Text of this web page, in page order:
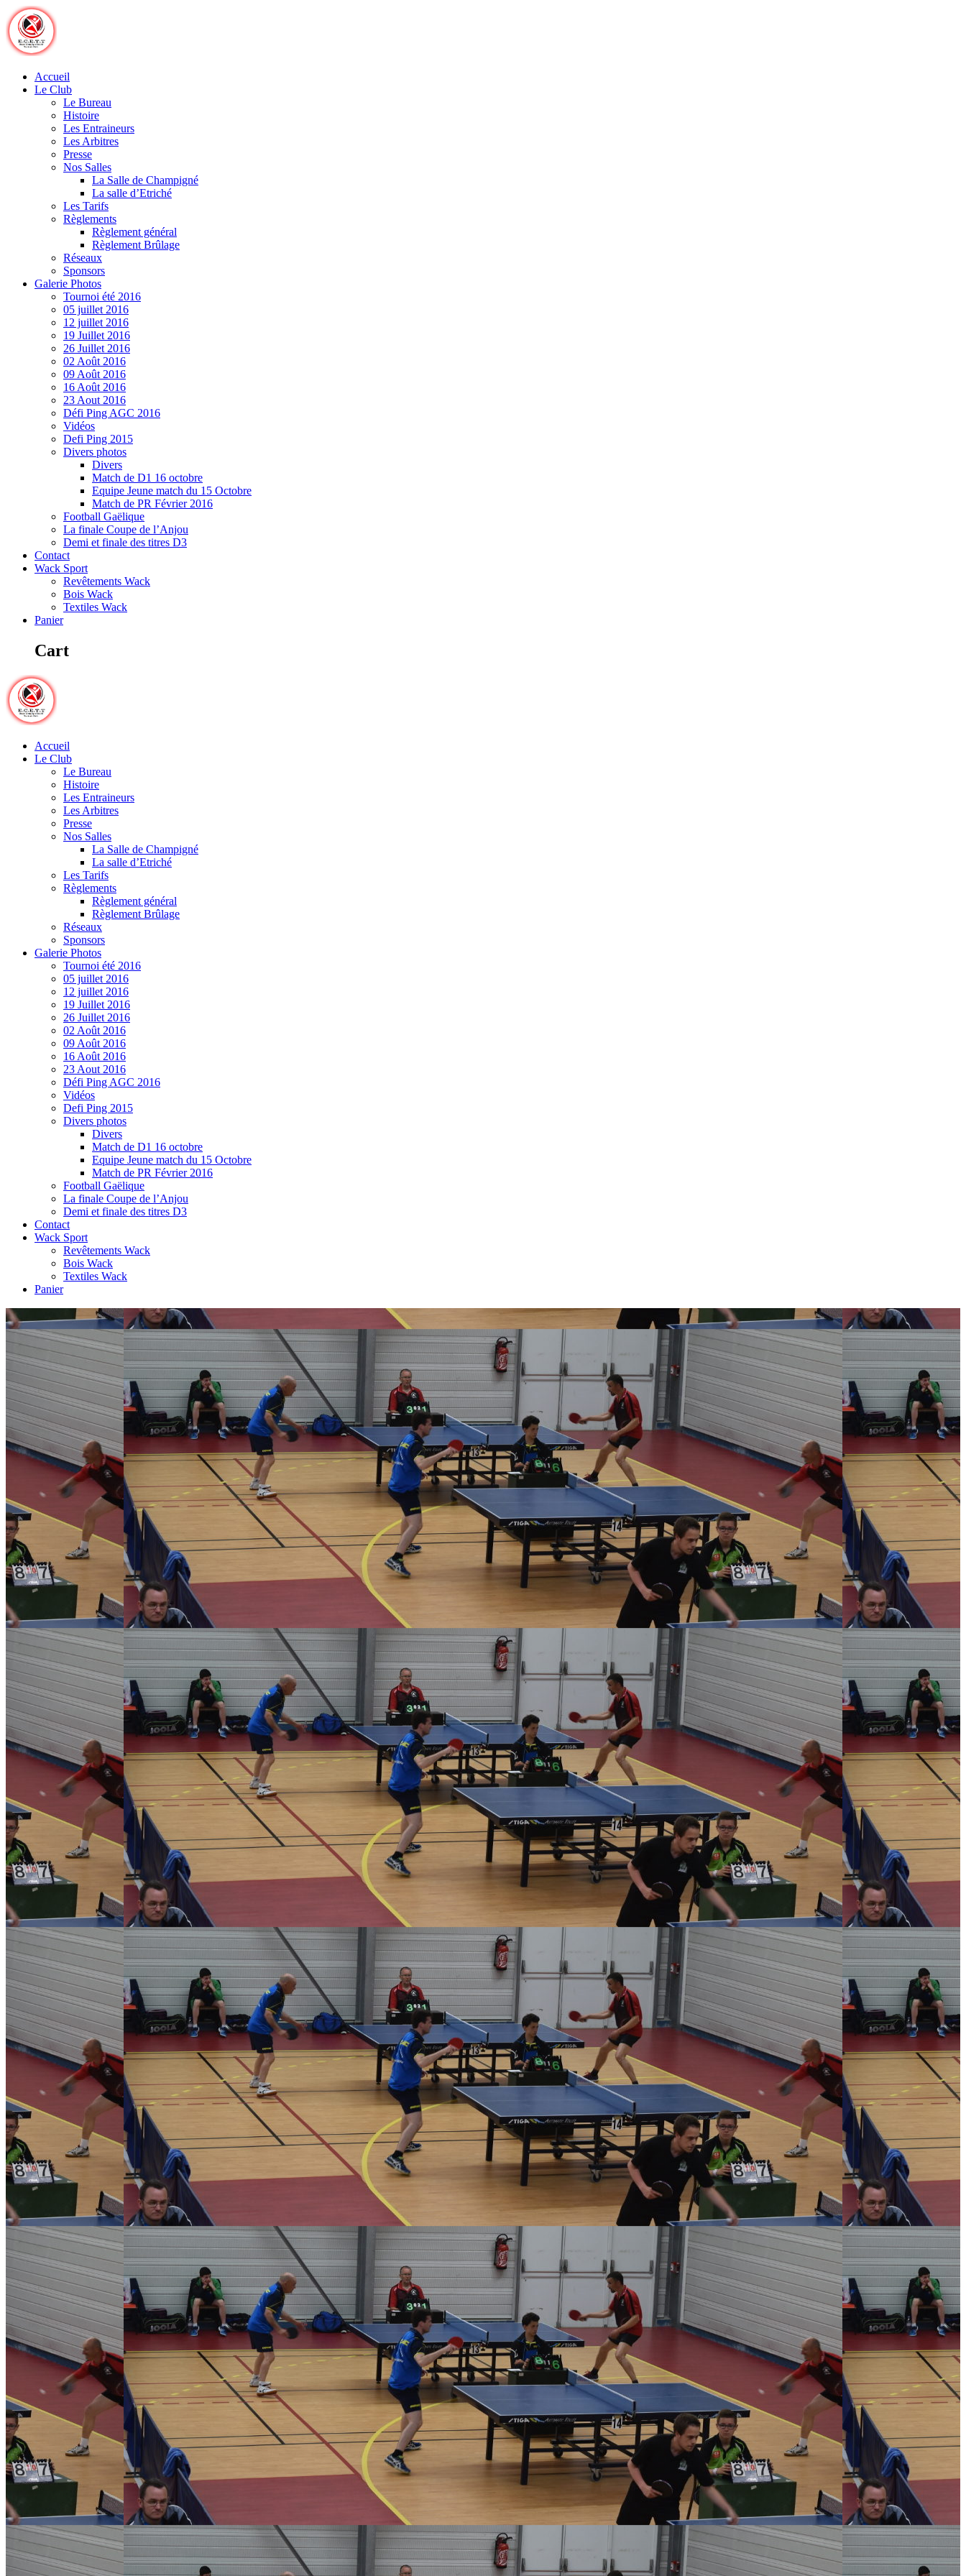
Skip
to
content
Accueil
Le Club
Le Bureau
Histoire
Les Entraineurs
Les Arbitres
Presse
Nos Salles
La Salle de Champigné
La salle d’Etriché
Les Tarifs
Règlements
Règlement général
Règlement Brûlage
Réseaux
Sponsors
Galerie Photos
Tournoi été 2016
05 juillet 2016
12 juillet 2016
19 Juillet 2016
26 Juillet 2016
02 Août 2016
09 Août 2016
16 Août 2016
23 Aout 2016
Défi Ping AGC 2016
Vidéos
Defi Ping 2015
Divers photos
Divers
Match de D1 16 octobre
Equipe Jeune match du 15 Octobre
Match de PR Février 2016
Football Gaëlique
La finale Coupe de l’Anjou
Demi et finale des titres D3
Contact
Wack Sport
Revêtements Wack
Bois Wack
Textiles Wack
Panier
Cart
Accueil
Le Club
Le Bureau
Histoire
Les Entraineurs
Les Arbitres
Presse
Nos Salles
La Salle de Champigné
La salle d’Etriché
Les Tarifs
Règlements
Règlement général
Règlement Brûlage
Réseaux
Sponsors
Galerie Photos
Tournoi été 2016
05 juillet 2016
12 juillet 2016
19 Juillet 2016
26 Juillet 2016
02 Août 2016
09 Août 2016
16 Août 2016
23 Aout 2016
Défi Ping AGC 2016
Vidéos
Defi Ping 2015
Divers photos
Divers
Match de D1 16 octobre
Equipe Jeune match du 15 Octobre
Match de PR Février 2016
Football Gaëlique
La finale Coupe de l’Anjou
Demi et finale des titres D3
Contact
Wack Sport
Revêtements Wack
Bois Wack
Textiles Wack
Panier